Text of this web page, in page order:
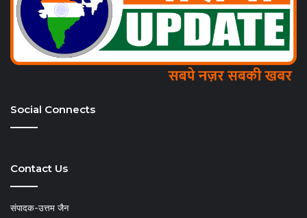
Social Connects
Contact Us
संपादक-उत्तम जैन